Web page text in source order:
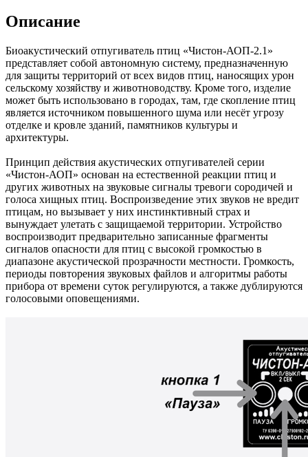
Описание
Биоакустический отпугиватель птиц «Чистон-АОП-2.1»
представляет собой автономную систему, предназначенную
для защиты территорий от всех видов птиц, наносящих урон
сельскому хозяйству и животноводству. Кроме того, изделие
может быть использовано в городах, там, где скопление птиц
является источником повышенного шума или несёт угрозу
отделке и кровле зданий, памятников культуры и
архитектуры.
Принцип действия акустических отпугивателей серии
«Чистон-АОП» основан на естественной реакции птиц и
других животных на звуковые сигналы тревоги сородичей и
голоса хищных птиц. Воспроизведение этих звуков не вредит
птицам, но вызывает у них инстинктивный страх и
вынуждает улетать с защищаемой территории. Устройство
воспроизводит предварительно записанные фрагменты
сигналов опасности для птиц с высокой громкостью в
диапазоне акустической прозрачности местности. Громкость,
периоды повторения звуковых файлов и алгоритмы работы
прибора от времени суток регулируются, а также дублируются
голосовыми оповещениями.